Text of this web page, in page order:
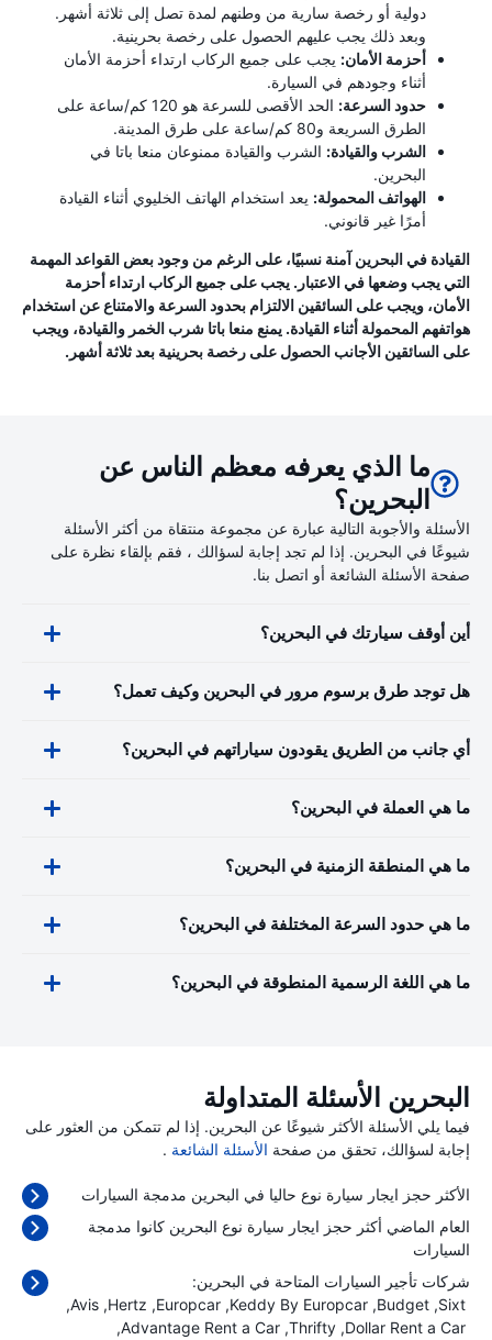
دولية أو رخصة سارية من وطنهم لمدة تصل إلى ثلاثة أشهر.
وبعد ذلك يجب عليهم الحصول على رخصة بحرينية.
أحزمة الأمان: يجب على جميع الركاب ارتداء أحزمة الأمان
أثناء وجودهم في السيارة.
حدود السرعة:
الحد الأقصى للسرعة هو 120 كم/ساعة على
الطرق السريعة و80 كم/ساعة على طرق المدينة.
الشرب والقيادة: الشرب والقيادة ممنوعان منعا باتا في
البحرين.
الهواتف المحمولة: يعد استخدام الهاتف الخليوي أثناء القيادة
أمرًا غير قانوني.
القيادة في البحرين آمنة نسبيًا، على الرغم من وجود بعض القواعد المهمة
التي يجب وضعها في الاعتبار. يجب على جميع الركاب ارتداء أحزمة
الأمان، ويجب على السائقين الالتزام بحدود السرعة والامتناع عن استخدام
هواتفهم المحمولة أثناء القيادة. يمنع منعا باتا شرب الخمر والقيادة، ويجب
على السائقين الأجانب الحصول على رخصة بحرينية بعد ثلاثة أشهر.
ما الذي يعرفه معظم الناس عن
البحرين؟
الأسئلة والأجوبة التالية عبارة عن مجموعة منتقاة من أكثر الأسئلة
شيوعًا في البحرين. إذا لم تجد إجابة لسؤالك ، فقم بإلقاء نظرة على
صفحة الأسئلة الشائعة أو اتصل بنا.
أين أوقف سيارتك في البحرين؟
هل توجد طرق برسوم مرور في البحرين وكيف تعمل؟
أي جانب من الطريق يقودون سياراتهم في البحرين؟
ما هي العملة في البحرين؟
ما هي المنطقة الزمنية في البحرين؟
ما هي حدود السرعة المختلفة في البحرين؟
ما هي اللغة الرسمية المنطوقة في البحرين؟
البحرين الأسئلة المتداولة
فيما يلي الأسئلة الأكثر شيوعًا عن البحرين. إذا لم تتمكن من العثور على
إجابة لسؤالك، تحقق من صفحة الأسئلة الشائعة .
الأكثر حجز ايجار سيارة نوع حاليا في البحرين مدمجة السيارات
العام الماضي أكثر حجز ايجار سيارة نوع البحرين كانوا مدمجة
السيارات
شركات تأجير السيارات المتاحة في البحرين:
Sixt
Budget
Keddy By Europcar
Europcar
Hertz
Avis
Dollar Rent a Car
Thrifty
Advantage Rent a Car